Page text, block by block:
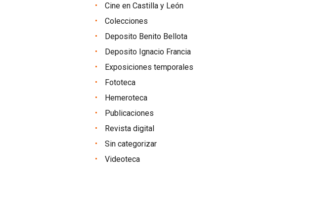
Cine en Castilla y León
Colecciones
Deposito Benito Bellota
Deposito Ignacio Francia
Exposiciones temporales
Fototeca
Hemeroteca
Publicaciones
Revista digital
Sin categorizar
Videoteca